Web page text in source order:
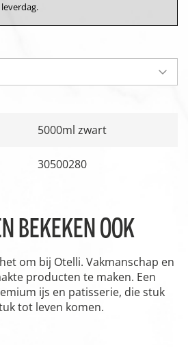
5000ml zwart
30500280
BEKEKEN OOK
om bij Otelli. Vakmanschap en
producten te maken. Een
ijs en patisserie, die stuk
tot leven komen.